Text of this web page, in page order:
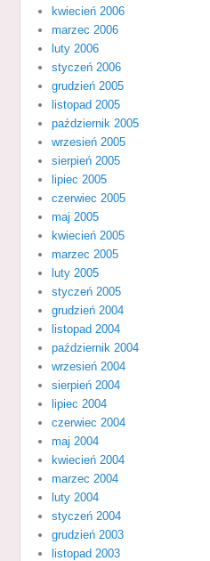
kwiecień 2006
marzec 2006
luty 2006
styczeń 2006
grudzień 2005
listopad 2005
październik 2005
wrzesień 2005
sierpień 2005
lipiec 2005
czerwiec 2005
maj 2005
kwiecień 2005
marzec 2005
luty 2005
styczeń 2005
grudzień 2004
listopad 2004
październik 2004
wrzesień 2004
sierpień 2004
lipiec 2004
czerwiec 2004
maj 2004
kwiecień 2004
marzec 2004
luty 2004
styczeń 2004
grudzień 2003
listopad 2003